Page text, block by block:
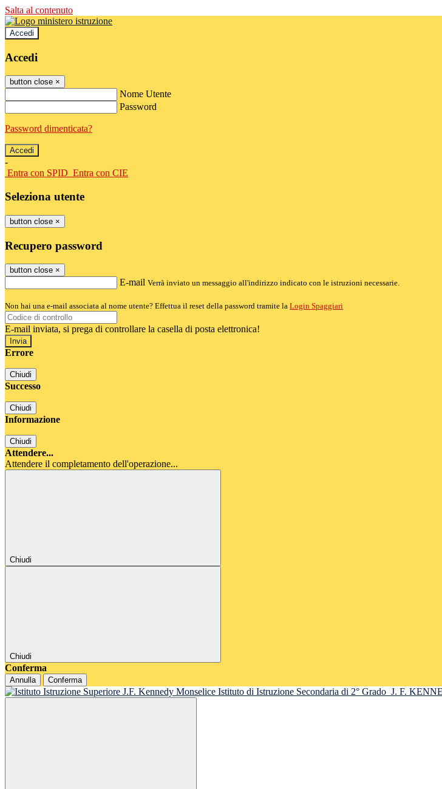
Salta al contenuto
Accedi
Accedi
button close ×
Nome Utente
Password
Password dimenticata?
-
Entra con SPID Entra con CIE
Seleziona utente
button close ×
Recupero password
button close ×
E-mail Verrà inviato un messaggio all'indirizzo indicato con le istruzioni necessarie.
Non hai una e-mail associata al nome utente? Effettua il reset della password tramite la Login Spaggiari
E-mail inviata, si prega di controllare la casella di posta elettronica!
Errore
Chiudi
Successo
Chiudi
Informazione
Chiudi
Attendere...
Attendere il completamento dell'operazione...
Chiudi
Chiudi
Conferma
Annulla Conferma
Istituto di Istruzione Secondaria di 2° Grado J. F.